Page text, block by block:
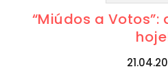
“Miúdos a